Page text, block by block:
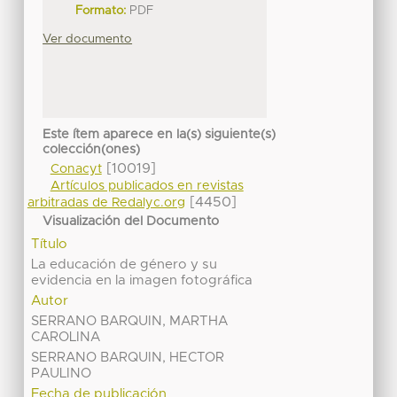
Formato: PDF
Ver documento
Este ítem aparece en la(s) siguiente(s)
colección(ones)
Conacyt[10019]
Artículos publicados en revistas
arbitradas de Redalyc.org
[4450]
Visualización del Documento
Título
La educación de género y su
evidencia en la imagen fotográfica
Autor
SERRANO BARQUIN, MARTHA
CAROLINA
SERRANO BARQUIN, HECTOR
PAULINO
Fecha de publicación